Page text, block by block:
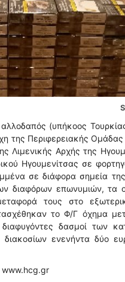
(υπήκοος
της Περιφερειακής
Αρχής της
Ηγουμενίτσας σε
σε διάφορα σημεία
διαφόρων επωνυμιών, τα
τους στο
το Φ/Γ όχημα
δασμοί των
ενενήντα δύο
www.hcg.gr